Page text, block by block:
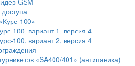
GSM
100»
100, вариант 1, версия 4
100, вариант 2, версия 4
«SA400/401» (антипаника)